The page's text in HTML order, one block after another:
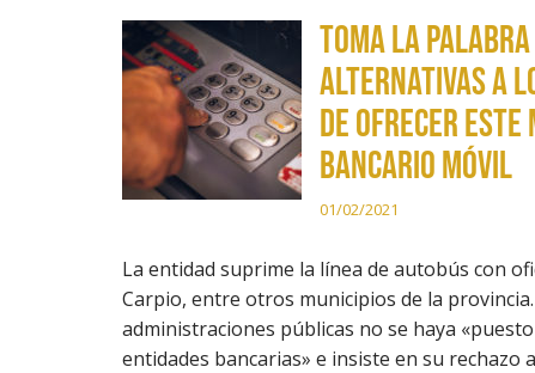
Toma la
alternativas a
de ofrecer este
bancario móvil
01/02/2021
La entidad suprime la línea de autobús con
Carpio, entre otros municipios de la
administraciones públicas no se haya
entidades bancarias» e insiste en su